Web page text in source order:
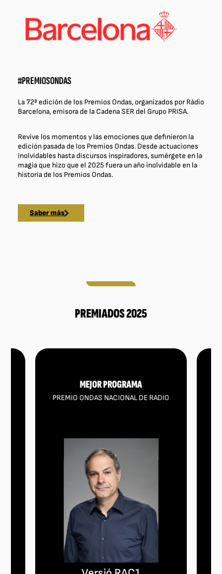
#PREMIOSONDAS
La 72ª edición de los Premios Ondas, organizados por Ràdio
Barcelona, emisora de la Cadena SER del Grupo PRISA.
Revive los momentos y las emociones que definieron la
edición pasada de los Premios Ondas. Desde actuaciones
inolvidables hasta discursos inspiradores, sumérgete en la
magia que hizo que el 2025 fuera un año inolvidable en la
historia de los Premios Ondas.
Saber más
PREMIADOS 2025
MEJOR PROGRAMA
PREMIO ONDAS NACIONAL DE RADIO